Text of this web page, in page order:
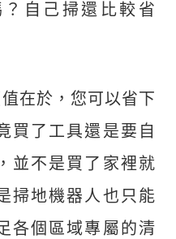
自己掃還比較省
在於，您可以省下
買了工具還是要自
並不是買了家裡就
掃地機器人也只能
各個區域專屬的清